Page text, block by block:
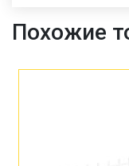
Похожие